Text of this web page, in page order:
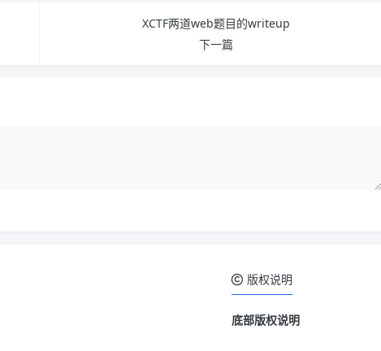
XCTF两道web题目的writeup
下一篇
版权说明
底部版权说明